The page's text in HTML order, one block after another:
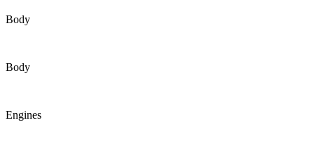
Body
Body
Engines